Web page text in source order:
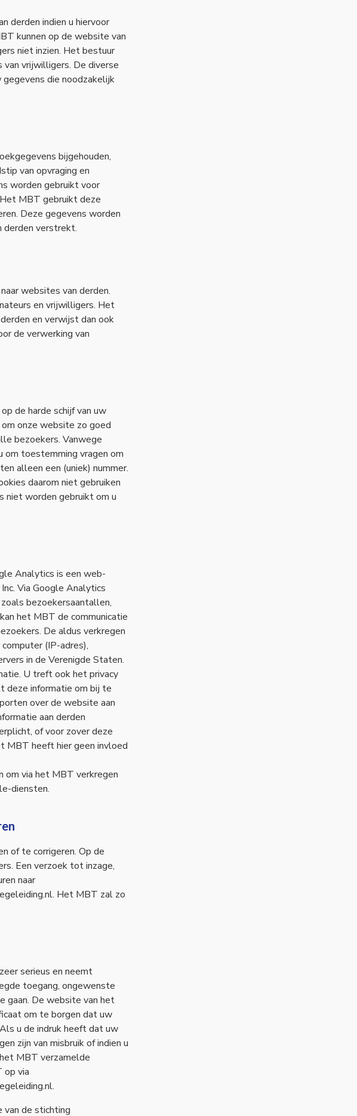
derden indien u hiervoor
kunnen op de website van
niet inzien. Het bestuur
vrijwilligers. De diverse
die noodzakelijk
bijgehouden,
van opvraging en
worden gebruikt voor
MBT gebruikt deze
Deze gegevens worden
derden verstrekt.
websites van derden.
en vrijwilligers. Het
en verwijst dan ook
de verwerking van
de harde schijf van uw
onze website zo goed
bezoekers. Vanwege
toestemming vragen om
alleen een (uniek) nummer.
daarom niet gebruiken
niet worden gebruikt om u
Analytics is een web-
Via Google Analytics
bezoekersaantallen,
het MBT de communicatie
De aldus verkregen
(IP-adres),
in de Verenigde Staten.
U treft ook het privacy
deze informatie om bij te
over de website aan
aan derden
of voor zover deze
MBT heeft hier geen invloed
via het MBT verkregen
diensten.
of te corrigeren. Op de
Een verzoek tot inzage,
naar
Het MBT zal zo
serieus en neemt
toegang, ongewenste
gaan. De website van het
om te borgen dat uw
u de indruk heeft dat uw
zijn van misbruik of indien u
MBT verzamelde
op via
de stichting